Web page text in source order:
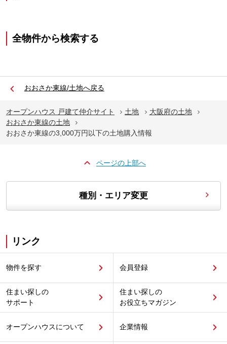
全物件から検索する
おおさか東線/土地へ戻る
オープンハウス 戸建て仲介サイト 土地
大阪府の土地
おおさか東線の土地
おおさか東線の3,000万円以下の土地購入情報
ページの上部へ
種別・エリア変更
リンク
物件を探す 会員登録
住まい探しの
サポート
住まい探しの
お役立ちマガジン
オープンハウスについて 企業情報